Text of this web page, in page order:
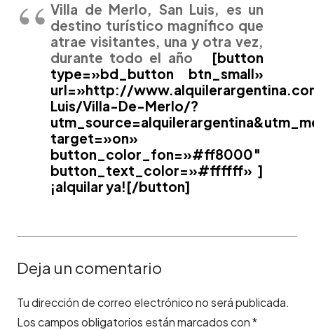
Villa de Merlo, San Luis, es un
destino turístico magnífico que
atrae visitantes, una y otra vez,
durante todo el año [button
type=»bd_button btn_small»
url=»http://
Luis/Villa-De-Merlo/?
target=»on»
button_color_fon=»#ff8000″
button_text_color=»#ffffff» ]
¡alquilar ya![/button]
Deja un comentario
Tu dirección de correo electrónico no será publicada.
Los campos obligatorios están marcados con*